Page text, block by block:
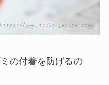
の付着を防げるの